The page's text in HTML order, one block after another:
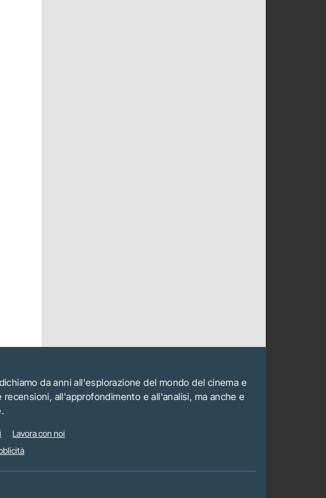
da anni all'esplorazione del mondo del cinema e
all'approfondimento e all'analisi, ma anche e
Lavora con noi